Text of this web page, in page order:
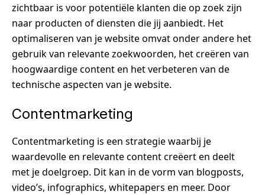
zichtbaar is voor potentiële klanten die op zoek zijn
naar producten of diensten die jij aanbiedt. Het
optimaliseren van je website omvat onder andere het
gebruik van relevante zoekwoorden, het creëren van
hoogwaardige content en het verbeteren van de
technische aspecten van je website.
Contentmarketing
Contentmarketing is een strategie waarbij je
waardevolle en relevante content creëert en deelt
met je doelgroep. Dit kan in de vorm van blogposts,
video’s, infographics, whitepapers en meer. Door